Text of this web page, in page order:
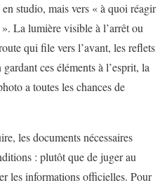
studio, mais vers « à quoi réagir
La lumière visible à l’arrêt ou
qui file vers l’avant, les reflets
ces éléments à l’esprit, la
a toutes les chances de
les documents nécessaires
: plutôt que de juger au
les informations officielles. Pour